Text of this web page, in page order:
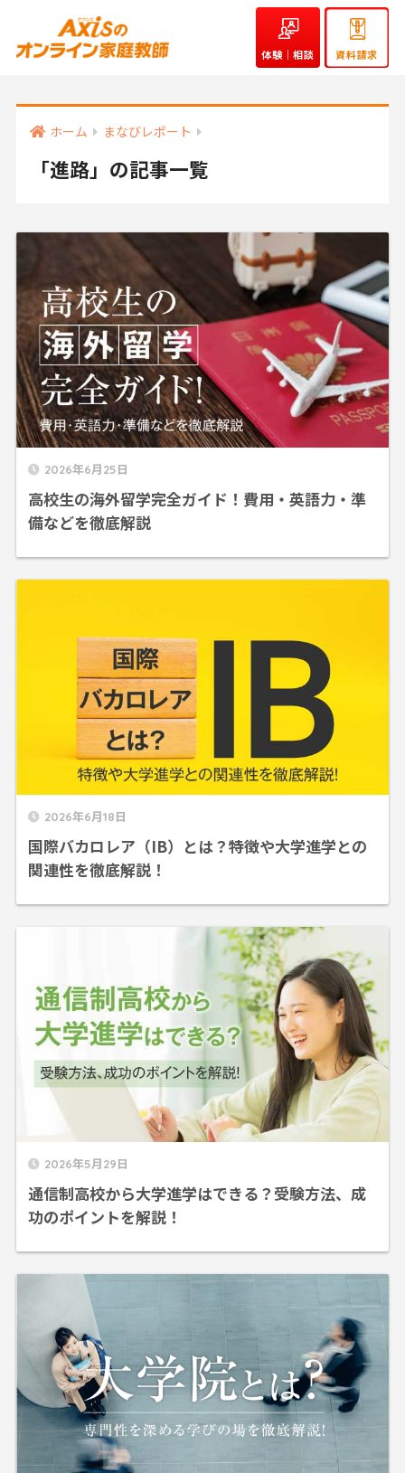
体験｜相談 資料請求
ホーム まなびレポート
「進路」の記事一覧
2026年6月25日
高校生の海外留学完全ガイド！費用・英語力・準
備などを徹底解説
2026年6月18日
国際バカロレア（IB）とは？特徴や大学進学との
関連性を徹底解説！
2026年5月29日
通信制高校から大学進学はできる？受験方法、成
功のポイントを解説！